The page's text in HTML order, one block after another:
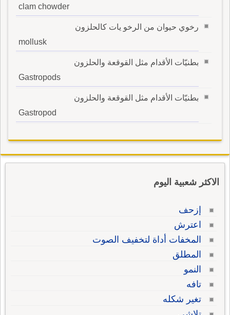
clam chowder
رخوي حيوان من الرخو يات كالحلزون
mollusk
بطنيّات الأقدام مثل القوقعة والحلزون
Gastropods
بطنيّات الأقدام مثل القوقعة والحلزون
Gastropod
الاكثر شعبية اليوم
إزحف
اعترش
المخفات أداة لتخفيف الصوت
المطلق
النمو
تافه
تغير شكله